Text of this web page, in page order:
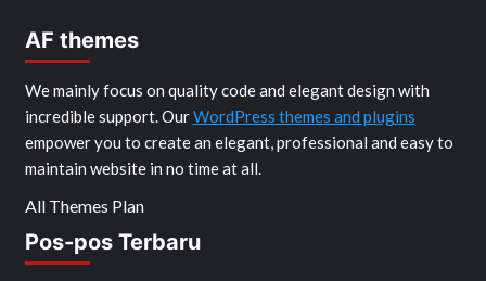
AF themes
We mainly focus on quality code and elegant design with
incredible support. OurWordPress themes and plugins
empower you to create an elegant, professional and easy to
maintain website in no time at all.
All Themes Plan
Pos-pos Terbaru